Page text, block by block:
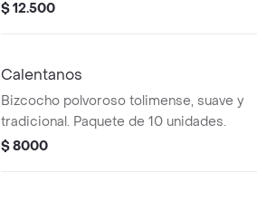
$ 12.500
Calentanos
Bizcocho polvoroso tolimense, suave y
tradicional. Paquete de 10 unidades.
$ 8000